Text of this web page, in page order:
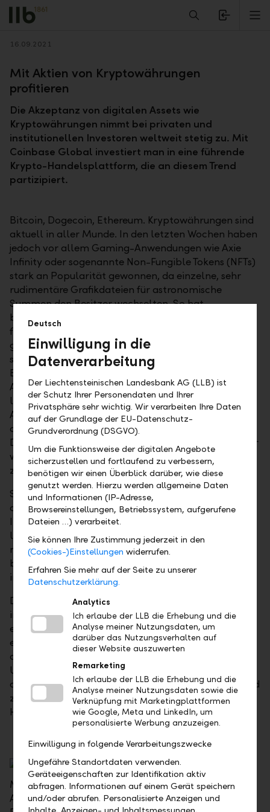
Alerts.Headline
Zurück
16.09.2021
Mit Aktien von Kryptowährungen
profitieren
Die Akzeptanz von digitalen Assets wie
Kryptowährungen nimmt bei privaten und
institutionellen Investoren weltweit stetig zu. Mit
Coinbase Global investiert man in eine führende
Krypto-Handelsplattform, die an diesem Trend
partizipiert.
Bitcoin, Dogecoin, Ethereum. Kryptowährungen sind
aktuell in aller Munde. In den letzten Wochen haben
jedoch vor allem Gaming-Anwendungen wie Axie
Infinity oder sogenannte Non-Fungible Tokens (NFTs)
stark an Popularität gewonnen, da einzelne, sehr
rudimentäre Grafikdateien für astronomische
Summen den Besitzer wechselten. So hat
beispielsweise der US-Basketballer Stephen Curry
für rund 180'000 US-Dollar eine Datei eines
gelangweilten Affen erstanden. Diese Exzesse
spiegeln nicht die wachsende Bedeutung der
Blockchain-Technologie und ihren
Anwendungsmöglichkeiten wider, sondern sind
lediglich ein digitales Abbild des Kunstmarkts, wo
Angebot und Nachfrage den Preis bestimmen. Da
auch Kunstwerke wie beispielsweise Gemälde von
Damien Hirst zu astronomischen Preisen den Besitzer
wechseln, ist dieses Phänomen eher dem Kunstmarkt
zuzuschreiben.
Seit einigen Quartalen trifft die neue Anlageklasse
der Kryptowährungen auch bei institutionellen
Investoren auf reges Interesse und entschwindet
langsam dem Nischendasein. Hier bedarf es jedoch
noch eines regulatorischen Regelwerks, damit eine
breite Anlegerschaft vermehrt in Kryptoassets
investiert.
Direkte Investitionen in Kryptowährungen sind
insbesondere für Privatanleger immer noch mit
erhöhten Risiken verbunden. Das zeigte kürzlich
erschreckend der Hack einer Kryptobörse und der
daraus folgende Diebstahl von rund 600 Millionen
US-Dollar. Daher ist von Direktinvestitionen
abzuraten. Eine Möglichkeit, indirekt an diesem Trend
zu partizipieren, bieten die Aktien der
Handelsplattform Coinbase Global.
Mit Coinbase Global empfehlen die LLB-
Anlageexperten ein Unternehmen zum Kauf, das den
Deutsch
Einwilligung in die
Datenverarbeitung
Der Liechtensteinischen Landesbank AG (LLB) ist
der Schutz Ihrer Personendaten und Ihrer
Privatsphäre sehr wichtig. Wir verarbeiten Ihre Daten
auf der Grundlage der EU-Datenschutz-
Grundverordnung (DSGVO).
Um die Funktionsweise der digitalen Angebote
sicherzustellen und fortlaufend zu verbessern,
benötigen wir einen Überblick darüber, wie diese
genutzt werden. Hierzu werden allgemeine Daten
und Informationen (IP-Adresse,
Browsereinstellungen, Betriebssystem, aufgerufene
Dateien …) verarbeitet.
Sie können Ihre Zustimmung jederzeit in den
(Cookies-)Einstellungen widerrufen.
Erfahren Sie mehr auf der Seite zu unserer
Datenschutzerklärung.
Analytics
Ich erlaube der LLB die Erhebung und die
Analyse meiner Nutzungsdaten, um
darüber das Nutzungsverhalten auf
dieser Website auszuwerten
Remarketing
Ich erlaube der LLB die Erhebung und die
Analyse meiner Nutzungsdaten sowie die
Verknüpfung mit Marketingplattformen
wie Google, Meta und LinkedIn, um
personalisierte Werbung anzuzeigen.
Einwilligung in folgende Verarbeitungszwecke
Ungefähre Standortdaten verwenden.
Geräteeigenschaften zur Identifikation aktiv
abfragen. Informationen auf einem Gerät speichern
und/oder abrufen. Personalisierte Anzeigen und